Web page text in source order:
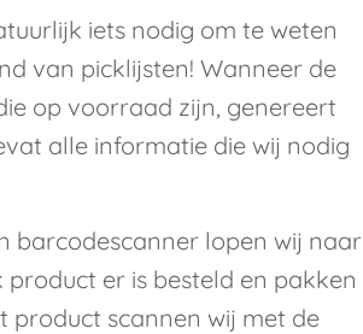
iets nodig om te weten
van picklijsten! Wanneer de
op voorraad zijn, genereert
alle informatie die wij nodig
barcodescanner lopen wij naar
er is besteld en pakken
product scannen wij met de